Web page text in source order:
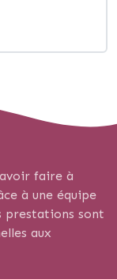
faire à
à une équipe
prestations sont
aux